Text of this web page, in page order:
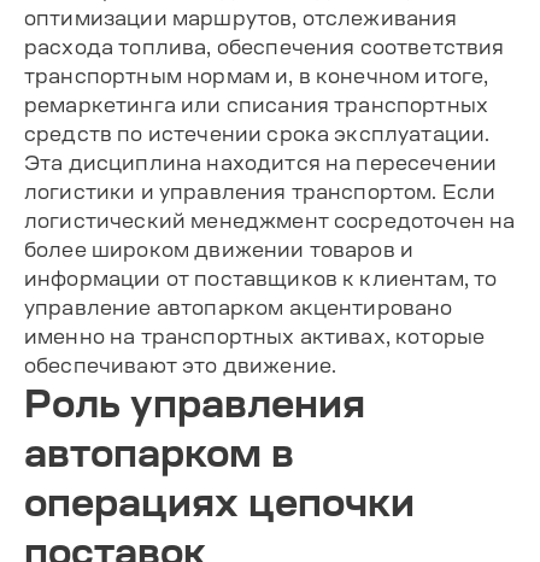
оптимизации маршрутов, отслеживания
расхода топлива, обеспечения соответствия
транспортным нормам и, в конечном итоге,
ремаркетинга или списания транспортных
средств по истечении срока эксплуатации.
Эта дисциплина находится на пересечении
логистики и управления транспортом. Если
логистический менеджмент сосредоточен на
более широком движении товаров и
информации от поставщиков к клиентам, то
управление автопарком акцентировано
именно на транспортных активах, которые
обеспечивают это движение.
Роль управления
автопарком в
операциях цепочки
поставок